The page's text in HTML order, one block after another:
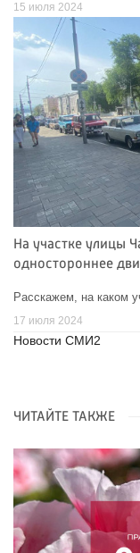
15 июля 2024
На участке улицы
одностороннее
Расскажем, на каком
17 июля 2024
Новости СМИ2
ЧИТАЙТЕ ТАКЖЕ